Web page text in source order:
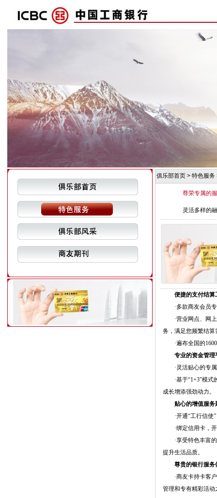
俱乐部首页 > 特色服务
尊荣专属的
灵活多样的
便捷的支付结算
·多款商友会员专
·营业网点、网上
务，满足您频繁结算
·遍布全国的
专业的资金管理
·灵活贴心的专属
·基于“1+3”模式
成长增添强劲动力。
贴心的增值服务
·开通“工行信使”
·绑定信用卡，开
·享受特色丰富的
提升生活品质。
尊贵的银行服务
·商友卡持卡客户
管理和专有精彩活